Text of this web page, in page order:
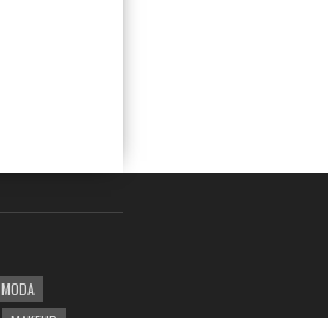
MODA